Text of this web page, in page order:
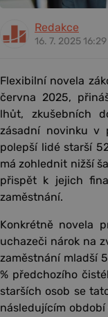
Redakce
16. 7. 2025 16:29
Flexibilní novela
června 2025,
lhůt, zkušebních
zásadní novinku v
polepší lidé starší
má zohlednit nižší
přispět k jejich
zaměstnání.
Konkrétně novela
uchazeči nárok na
zaměstnání mladší
% předchozího
starších osob se
následujícím